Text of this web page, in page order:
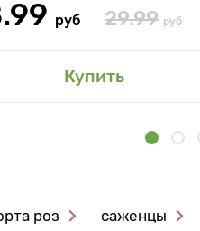
руб 29.99 руб
Купить
роз саженцы